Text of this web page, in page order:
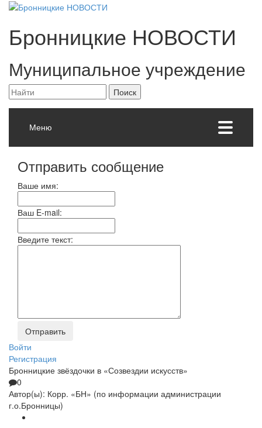
Бронницкие НОВОСТИ
Муниципальное учреждение
Меню
Отправить сообщение
Ваше имя:
Ваш E-mail:
Введите текст:
Войти
Регистрация
Бронницкие звёздочки в «Созвездии искусств»
0
Автор(ы): Корр. «БН» (по информации администрации
г.о.Бронницы)